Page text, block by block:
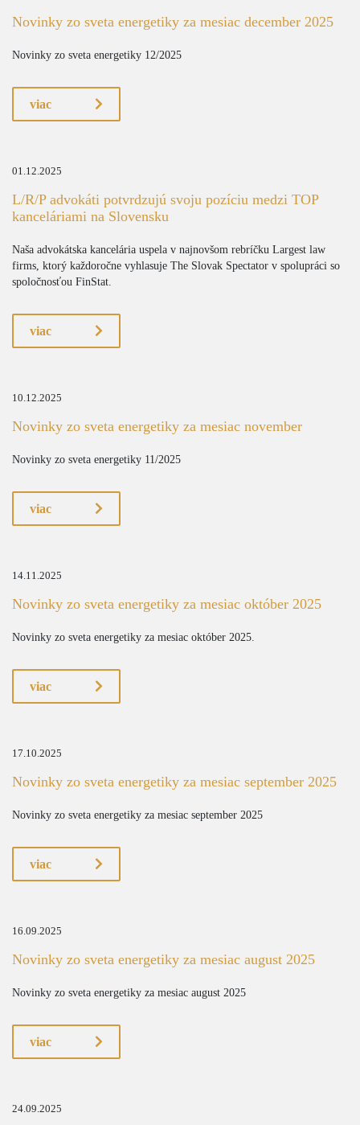
Novinky zo sveta energetiky za mesiac december 2025
Novinky zo sveta energetiky 12/2025
viac
01.12.2025
L/R/P advokáti potvrdzujú svoju pozíciu medzi TOP
kanceláriami na Slovensku
Naša advokátska kancelária uspela v najnovšom rebríčku Largest law
firms, ktorý každoročne vyhlasuje The Slovak Spectator v spolupráci so
spoločnosťou FinStat.
viac
10.12.2025
Novinky zo sveta energetiky za mesiac november
Novinky zo sveta energetiky 11/2025
viac
14.11.2025
Novinky zo sveta energetiky za mesiac október 2025
Novinky zo sveta energetiky za mesiac október 2025.
viac
17.10.2025
Novinky zo sveta energetiky za mesiac september 2025
Novinky zo sveta energetiky za mesiac september 2025
viac
16.09.2025
Novinky zo sveta energetiky za mesiac august 2025
Novinky zo sveta energetiky za mesiac august 2025
viac
24.09.2025